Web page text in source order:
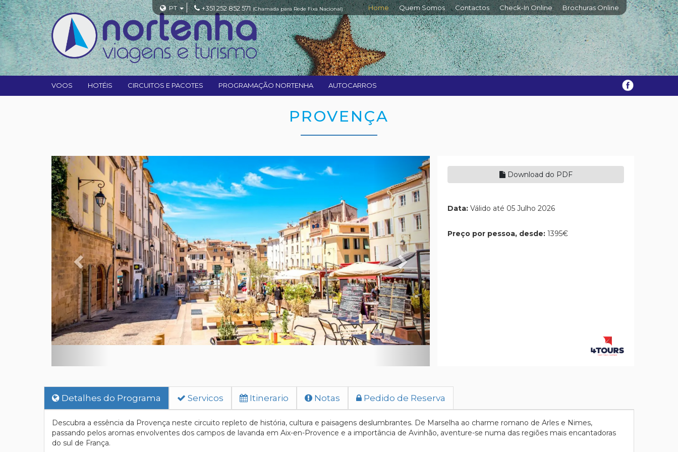
PT +351 252 852 571 (Chamada para Rede Fixa Nacional) Home Quem Somos Contactos Check-In Online Brochuras Online
VOOS HOTÉIS CIRCUITOS E PACOTES PROGRAMAÇÃO NORTENHA AUTOCARROS
PROVENÇA
Previous Next
Download do PDF
Data: Válido até 05 Julho 2026
Preço por pessoa, desde: 1395€
Detalhes do Programa Servicos Itinerario Notas Pedido de Reserva
Descubra a essência da Provença neste circuito repleto de história, cultura e paisagens deslumbrantes. De Marselha ao charme romano de Arles e Nimes,
passando pelos aromas envolventes dos campos de lavanda em Aix-en-Provence e a importância de Avinhão, aventure-se numa das regiões mais encantadoras
do sul de França.